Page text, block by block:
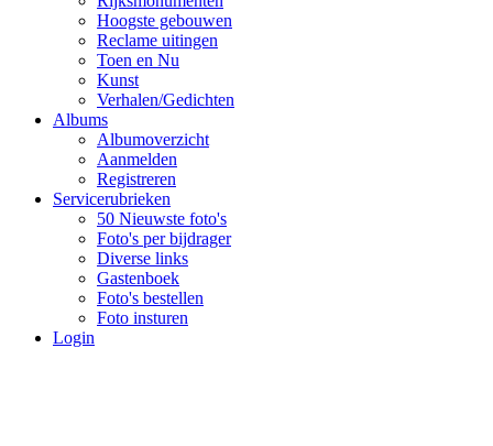
Hoogste gebouwen
Reclame uitingen
Toen en Nu
Kunst
Verhalen/Gedichten
Albums
Albumoverzicht
Aanmelden
Registreren
Servicerubrieken
50 Nieuwste foto's
Foto's per bijdrager
Diverse links
Gastenboek
Foto's bestellen
Foto insturen
Login